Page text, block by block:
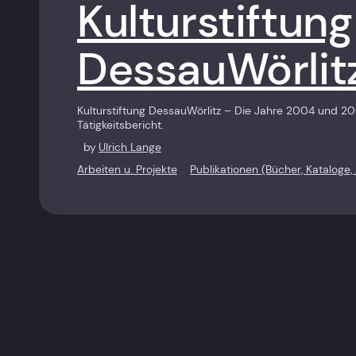
Kulturstiftung
Kulturstiftung DessauWörlitz – Die Jahre 2004 und
Tätigkeitsbericht.
by Ulrich Lange
Arbeiten u. Projekte
Publikationen (Bücher, Kataloge,